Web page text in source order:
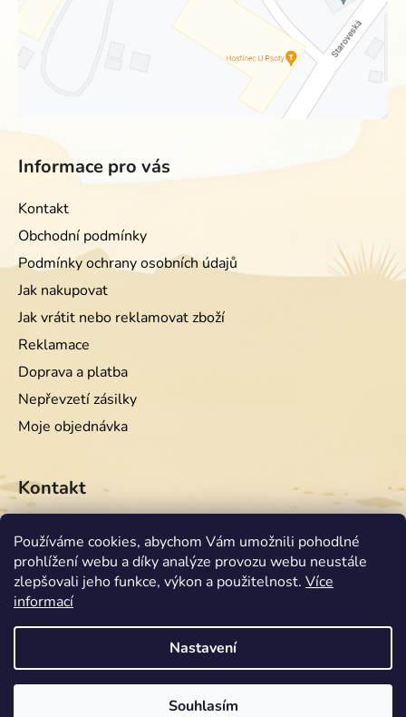
Používáme cookies, abychom Vám umožnili pohodlné
prohlížení webu a díky analýze provozu webu neustále
zlepšovali jeho funkce, výkon a použitelnost. Více
informací
Nastavení
Souhlasím
Informace pro vás
Kontakt
Obchodní podmínky
Podmínky ochrany osobních údajů
Jak nakupovat
Jak vrátit nebo reklamovat zboží
Reklamace
Doprava a platba
Nepřevzetí zásilky
Moje objednávka
Kontakt
info @equiwest.cz
+420724001554
Vytvořil Shoptet